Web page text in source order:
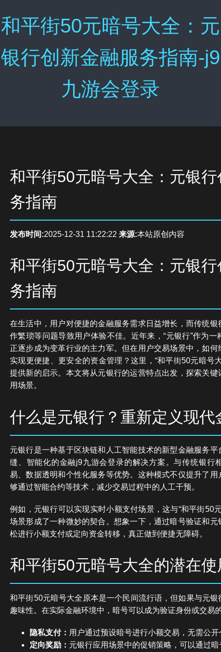
和平街50元暗号大全：元
银行创新金融服务指南-j9
九游会登录
和平街50元暗号大全：元银
务指南
发布时间:2025-12-31 11:22:22 来源:本站原创内容
和平街50元暗号大全：元银
务指南
在生活中，用户对便捷的金融服务需求日益增长，而传统
作繁琐等问题导致用户体验不佳。近年来，“元银行”作为
正逐步成为变革行业的主力军。但在用户交易场景中，如
实现更便捷、更安全的资金管理？这里，“和平街50元暗号
提供新的启示。本文将从元银行的运营特点出发，探索关
用场景。
什么是元银行？重新定义现代
元银行是一种基于区块链和人工智能技术的新型金融服务
缝、智能化的金融j9九游会登录的解决方案。与传统银行
易、数据透明和个性化服务等优势。这种模式不仅提升了
够通过智能合约等技术，减少交易过程中的人工干预。
例如，元银行可以实现实时小额支付场景，这与“和平街50
场景形成了一种微妙的契合。想象一下，通过暗号验证和
松进行小额支付或定向资金转移，真正做到便捷无障碍。
和平街50元暗号大全的潜在
和平街50元暗号大全原本是一个民间流行语，但如果与元
趣味性。在实际金融环境中，暗号可以成为验证身份或交易
隐私支付： 用户通过预设暗号进行小额交易，无需公
定向奖励： 元银行应用场景中的促销策略，可以通过